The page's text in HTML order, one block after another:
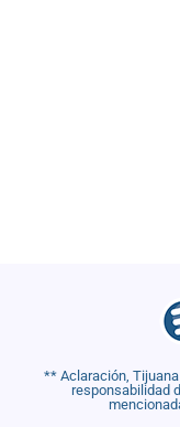
** Aclaración,
responsabilidad